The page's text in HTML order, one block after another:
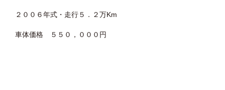
２００６年式・走行５．２万Km
車体価格 ５５０，０００円